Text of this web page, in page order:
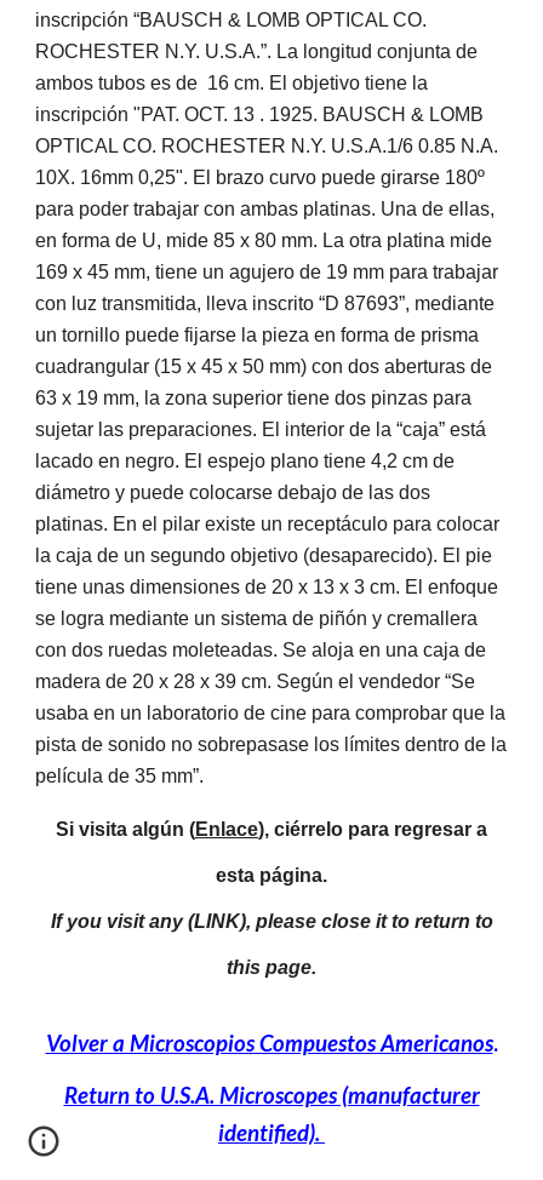
inscripción “BAUSCH & LOMB OPTICAL CO.
ROCHESTER N.Y. U.S.A.”. La longitud conjunta de
ambos tubos es de 16 cm. El objetivo tiene la
inscripción "PAT. OCT. 13 . 1925. BAUSCH & LOMB
OPTICAL CO. ROCHESTER N.Y. U.S.A.1/6 0.85 N.A.
10X. 16mm 0,25". El brazo curvo puede girarse 180º
para poder trabajar con ambas platinas. Una de ellas,
en forma de U, mide 85 x 80 mm. La otra platina mide
169 x 45 mm, tiene un agujero de 19 mm para trabajar
con luz transmitida, lleva inscrito “D 87693”, mediante
un tornillo puede fijarse la pieza en forma de prisma
cuadrangular (15 x 45 x 50 mm) con dos aberturas de
63 x 19 mm, la zona superior tiene dos pinzas para
sujetar las preparaciones. El interior de la “caja” está
lacado en negro. El espejo plano tiene 4,2 cm de
diámetro y puede colocarse debajo de las dos
platinas. En el pilar existe un receptáculo para colocar
la caja de un segundo objetivo (desaparecido). El pie
tiene unas dimensiones de 20 x 13 x 3 cm. El enfoque
se logra mediante un sistema de piñón y cremallera
con dos ruedas moleteadas. Se aloja en una caja de
madera de 20 x 28 x 39 cm. Según el vendedor “Se
usaba en un laboratorio de cine para comprobar que la
pista de sonido no sobrepasase los límites dentro de la
película de 35 mm”.
Si visita algún (Enlace), ciérrelo para regresar a
esta página.
If you visit any (LINK), please close it to return to
this page.
Volver a Microscopios Compuestos Americanos.
Return to U.S.A. Microscopes (manufacturer
identified).